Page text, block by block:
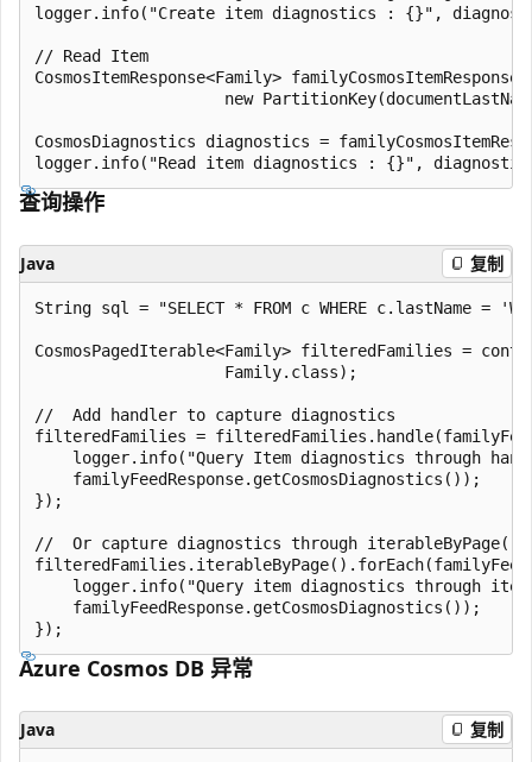
logger.info("Create item diagnostics : {}",
// Read Item
CosmosItemResponse<Family>
new
CosmosDiagnostics diagnostics =
查询操作
Java 复制
String sql = "SELECT * FROM c WHERE c.lastName =
CosmosPagedIterable<Family> filteredFamilies =
                    Family.class);
//  Add handler to capture diagnostics
filteredFamilies =
logger.info("Query Item diagnostics through
    familyFeedResponse.getCosmosDiagnostics());
});
//  Or capture diagnostics through iterableByPage()
logger.info("Query item diagnostics through
    familyFeedResponse.getCosmosDiagnostics());
Azure Cosmos DB 异常
Java 复制